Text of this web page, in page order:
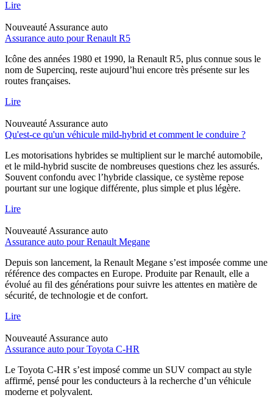
Lire
Nouveauté Assurance auto
Assurance auto pour Renault R5
Icône des années 1980 et 1990, la Renault R5, plus connue sous le
nom de Supercinq, reste aujourd’hui encore très présente sur les
routes françaises.
Lire
Nouveauté Assurance auto
Qu'est-ce qu'un véhicule mild-hybrid et comment le conduire ?
Les motorisations hybrides se multiplient sur le marché automobile,
et le mild-hybrid suscite de nombreuses questions chez les assurés.
Souvent confondu avec l’hybride classique, ce système repose
pourtant sur une logique différente, plus simple et plus légère.
Lire
Nouveauté Assurance auto
Assurance auto pour Renault Megane
Depuis son lancement, la Renault Megane s’est imposée comme une
référence des compactes en Europe. Produite par Renault, elle a
évolué au fil des générations pour suivre les attentes en matière de
sécurité, de technologie et de confort.
Lire
Nouveauté Assurance auto
Assurance auto pour Toyota C-HR
Le Toyota C-HR s’est imposé comme un SUV compact au style
affirmé, pensé pour les conducteurs à la recherche d’un véhicule
moderne et polyvalent.